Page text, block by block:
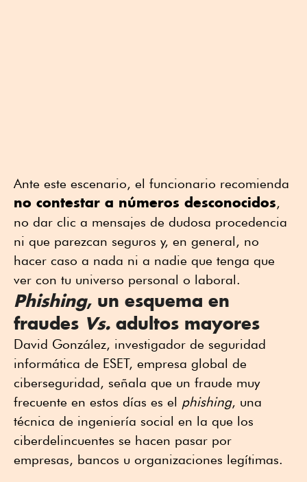
Ante este escenario, el funcionario recomienda
no contestar a números desconocidos,
no dar clic a mensajes de dudosa procedencia
ni que parezcan seguros y, en general, no
hacer caso a nada ni a nadie que tenga que
ver con tu universo personal o laboral.
Phishing, un esquema en
fraudes Vs. adultos mayores
David González, investigador de seguridad
informática de ESET, empresa global de
ciberseguridad, señala que un fraude muy
frecuente en estos días es el phishing, una
técnica de ingeniería social en la que los
ciberdelincuentes se hacen pasar por
empresas, bancos u organizaciones legítimas.